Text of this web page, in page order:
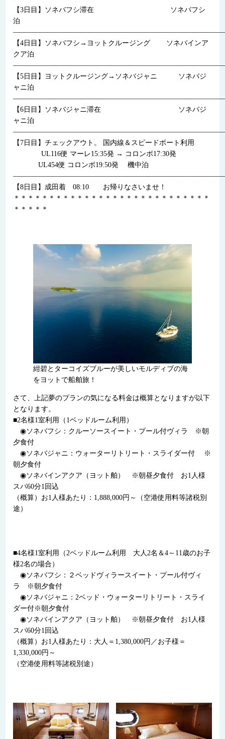
【3日目】ソネバフシ滞在 ソネバフシ
泊
【4日目】ソネバフシ→ヨットクルージング ソネバインア
クア泊
【5日目】ヨットクルージング→ソネバジャニ ソネバジ
ャニ泊
【6日目】ソネバジャニ滞在 ソネバジ
ャニ泊
【7日目】チェックアウト。 国内線＆スピードボート利用
UL116便 マーレ15:35発 → コロンボ17:30発
UL454便 コロンボ19:50発 機中泊
【8日目】成田着 08:10 お帰りなさいませ！
＊＊＊＊＊＊＊＊＊＊＊＊＊＊＊＊＊＊＊＊＊＊＊＊＊＊＊＊
＊＊＊＊＊
紺碧とターコイズブルーが美しいモルディブの海
をヨットで船舶旅！
さて、上記夢のプランの気になる料金は概算となりますが以下
となります。
■2名様1室利用（1ベッドルーム利用）
◉ソネバフシ：クルーソースイート・プール付ヴィラ ※朝
夕食付
◉ソネバジャニ：ウォーターリトリート・スライダー付 ※
朝夕食付
◉ソネバインアクア（ヨット舶） ※朝昼夕食付 お1人様
スパ60分1回込
（概算）お1人様あたり：1,888,000円～（空港使用料等諸税別
途）
■4名様1室利用（2ベッドルーム利用 大人2名＆4～11歳のお子
様2名の場合）
◉ソネバフシ：２ベッドヴィラースイート・プール付ヴィ
ラ ※朝夕食付
◉ソネバジャニ：2ベッド・ウォーターリトリート・スライ
ダー付※朝夕食付
◉ソネバインアクア（ヨット舶） ※朝昼夕食付 お1人様
スパ60分1回込
（概算）お1人様あたり：大人＝1,380,000円／お子様＝
1,330,000円～
（空港使用料等諸税別途）